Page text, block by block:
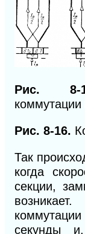
Рис.
коммутации
Рис. 8-16.
Так
когда
секции,
секунды